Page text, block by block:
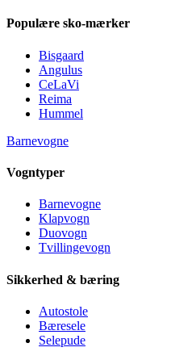
Populære sko-mærker
Bisgaard
Angulus
CeLaVi
Reima
Hummel
Barnevogne
Vogntyper
Barnevogne
Klapvogn
Duovogn
Tvillingevogn
Sikkerhed & bæring
Autostole
Bæresele
Selepude